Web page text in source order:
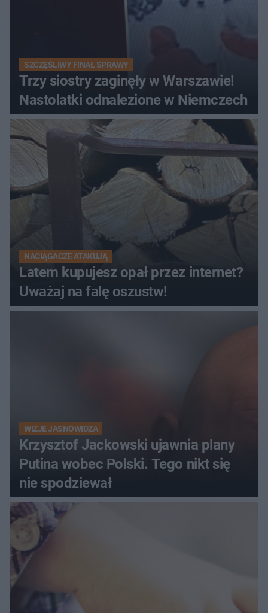
SZCZĘŚLIWY FINAŁ SPRAWY
Trzy siostry zaginęły w Warszawie!
Nastolatki odnalezione w Niemczech
NACIĄGACZE ATAKUJĄ
Latem kupujesz opał przez internet?
Uważaj na falę oszustw!
WIZJE JASNOWIDZA
Krzysztof Jackowski ujawnia plany
Putina wobec Polski. Tego nikt się
nie spodziewał